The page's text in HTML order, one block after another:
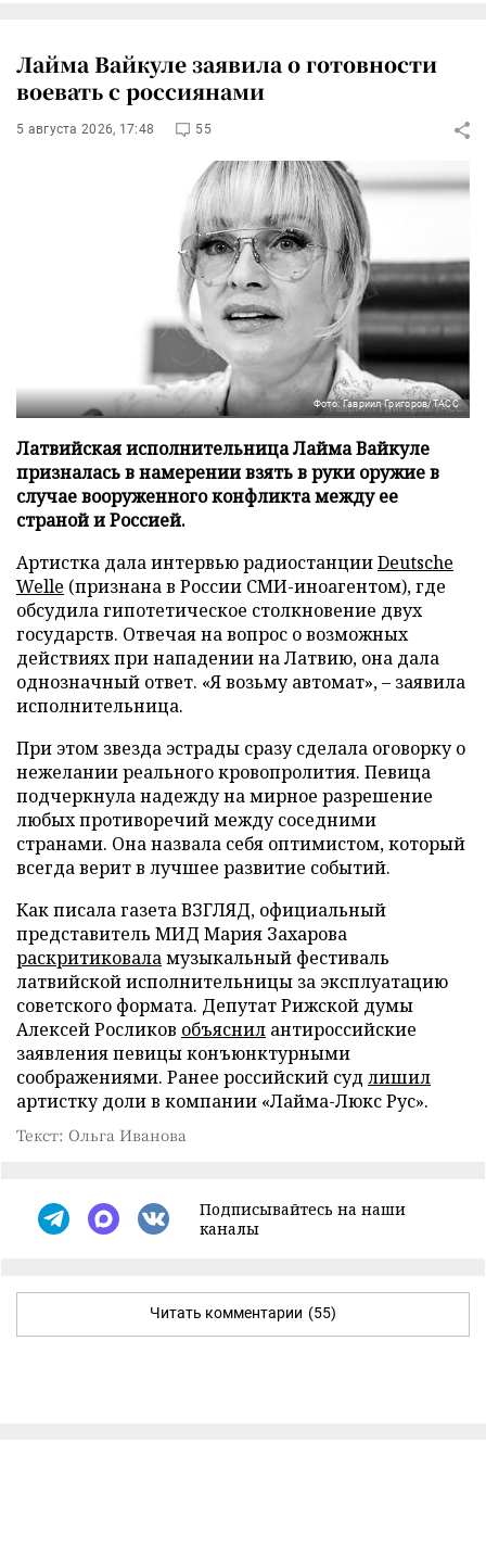
Лайма Вайкуле заявила о готовности
воевать с россиянами
5 августа 2026, 17:48 55
Фото: Гавриил Григоров/ТАСС
Латвийская исполнительница Лайма Вайкуле
призналась в намерении взять в руки оружие в
случае вооруженного конфликта между ее
страной и Россией.
Артистка дала интервью радиостанцииDeutsche
Welle (признана в России СМИ-иноагентом), где
обсудила гипотетическое столкновение двух
государств. Отвечая на вопрос о возможных
действиях при нападении на Латвию, она дала
однозначный ответ. «Я возьму автомат», – заявила
исполнительница.
При этом звезда эстрады сразу сделала оговорку о
нежелании реального кровопролития. Певица
подчеркнула надежду на мирное разрешение
любых противоречий между соседними
странами. Она назвала себя оптимистом, который
всегда верит в лучшее развитие событий.
Как писала газета ВЗГЛЯД, официальный
представитель МИД Мария Захарова
раскритиковаламузыкальный фестиваль
латвийской исполнительницы за эксплуатацию
советского формата. Депутат Рижской думы
Алексей Росликов объяснил антироссийские
заявления певицы конъюнктурными
соображениями. Ранее российский суд лишил
артистку доли в компании «Лайма-Люкс Рус».
Текст: Ольга Иванова
Подписывайтесь на наши
каналы
Читать комментарии (55)